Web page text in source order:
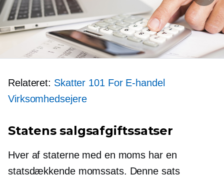
Relateret: Skatter 101 For E-handel
Virksomhedsejere
Statens salgsafgiftssatser
Hver af staterne med en moms har en
statsdækkende momssats. Denne sats